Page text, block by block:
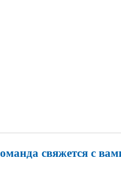
свяжется с